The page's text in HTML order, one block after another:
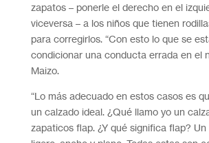
zapatos – ponerle el derecho en el
viceversa – a los niños que tienen
para corregirlos. “Con esto lo que se
condicionar una conducta errada en el
Maizo.
“Lo más adecuado en estos casos es
un calzado ideal. ¿Qué llamo yo un
zapaticos flap. ¿Y qué significa flap? Un